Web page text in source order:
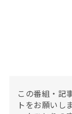
この番組・記
トをお願いし